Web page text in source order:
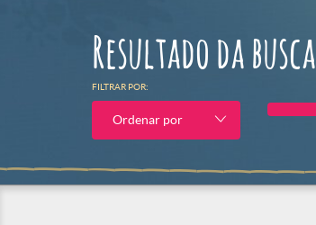
Resultado da busca
FILTRAR POR:
Ordenar por